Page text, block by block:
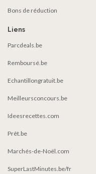
Bons de réduction
Liens
Parcdeals.be
Remboursé.be
Echantillongratuit.be
Meilleursconcours.be
Ideesrecettes.com
Prêt.be
Marchés-de-Noël.com
SuperLastMinutes.be/fr